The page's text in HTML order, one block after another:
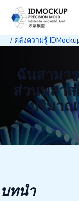
/ คลังความรู้
ฉันสามา
ส่วนพลาส
ปริมาณ
บทนำ